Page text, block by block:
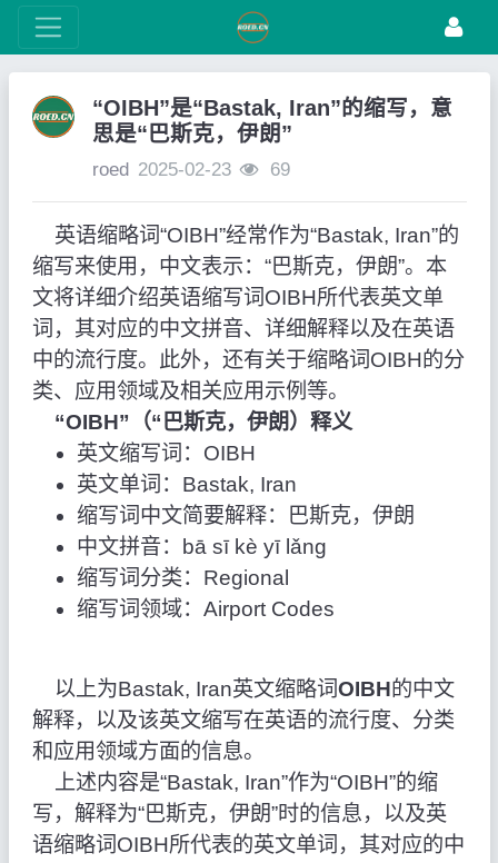
“OIBH”是“Bastak, Iran”的缩写，意
思是“巴斯克，伊朗”
roed 2025-02-23 69
英语缩略词“OIBH”经常作为“Bastak, Iran”的
缩写来使用，中文表示：“巴斯克，伊朗”。本
文将详细介绍英语缩写词OIBH所代表英文单
词，其对应的中文拼音、详细解释以及在英语
中的流行度。此外，还有关于缩略词OIBH的分
类、应用领域及相关应用示例等。
“OIBH”（“巴斯克，伊朗）释义
英文缩写词：OIBH
英文单词：Bastak, Iran
缩写词中文简要解释：巴斯克，伊朗
中文拼音：bā sī kè yī lǎng
缩写词分类：Regional
缩写词领域：Airport Codes
以上为Bastak, Iran英文缩略词OIBH的中文
解释，以及该英文缩写在英语的流行度、分类
和应用领域方面的信息。
上述内容是“Bastak, Iran”作为“OIBH”的缩
写，解释为“巴斯克，伊朗”时的信息，以及英
语缩略词OIBH所代表的英文单词，其对应的中